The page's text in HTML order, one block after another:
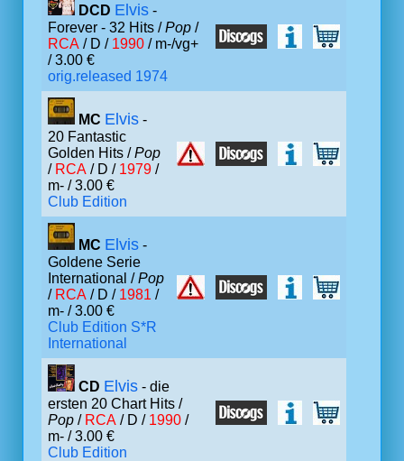
DCD Elvis -
Forever - 32 Hits /Pop /
RCA / D / 1990 / m-/vg+
/ 3.00 €
orig.released 1974
MC Elvis -
20 Fantastic
Golden Hits /Pop
/ RCA / D / 1979 /
m- / 3.00 €
Club Edition
MC Elvis -
Goldene Serie
International /Pop
/ RCA / D / 1981 /
m- / 3.00 €
Club Edition S*R
International
CD Elvis - die
ersten 20 Chart Hits /
Pop / RCA / D / 1990 /
m- / 3.00 €
Club Edition